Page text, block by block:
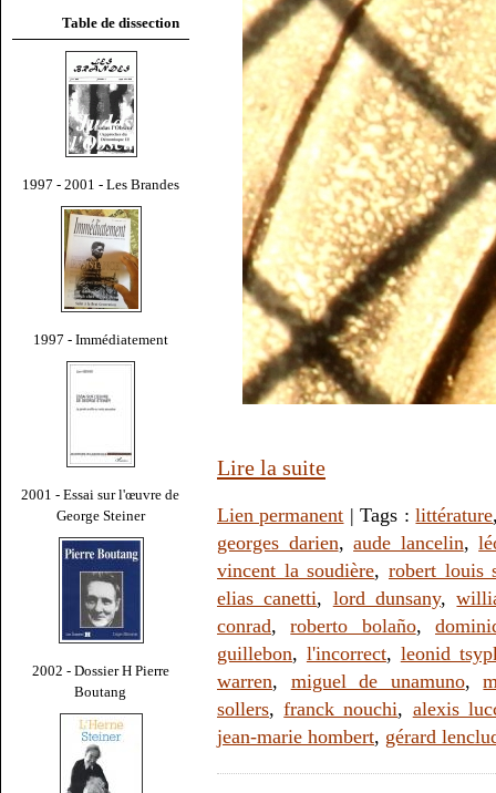
Table de dissection
1997 - 2001 - Les Brandes
1997 - Immédiatement
2001 - Essai sur l'œuvre de
George Steiner
2002 - Dossier H Pierre
Boutang
Lire la suite
Lien permanent | Tags :littérature
georges darien,aude lancelin,
vincent la soudière, robert louis
elias canetti, lord dunsany,
conrad,roberto bolaño,
guillebon, l'incorrect, leonid
warren, miguel de unamuno,
sollers,franck nouchi, alexis
jean-marie hombert, gérard